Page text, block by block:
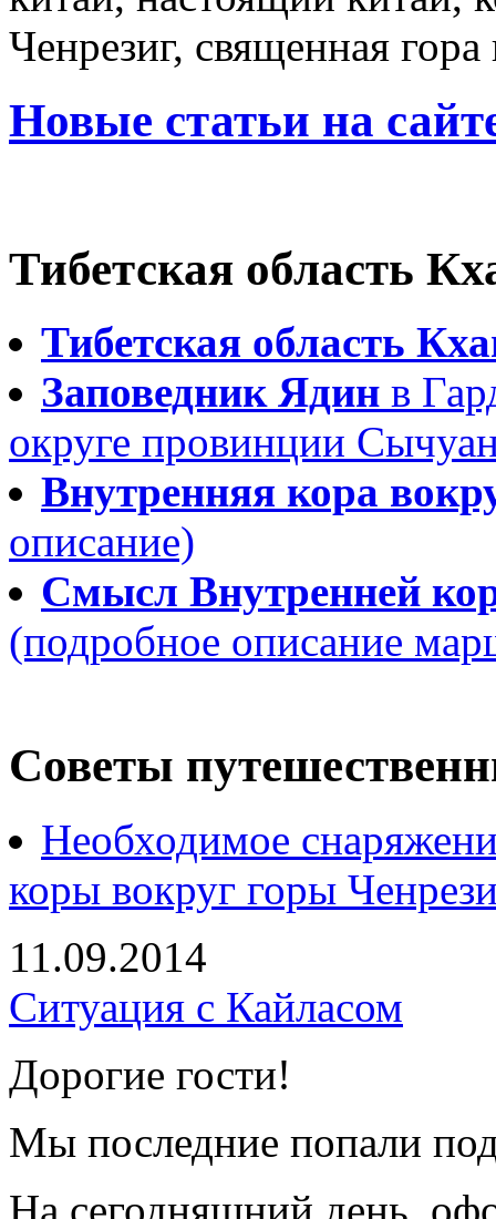
Новые статьи на
Тибетская область
Тибетская область
Заповедник Ядин в
округе провинции
Внутренняя кора
описание)
Смысл Внутренней
(подробное описание
Советы
Необходимое
коры вокруг горы
11.09.2014
Ситуация с Кайласом
Дорогие гости!
Мы последние попали